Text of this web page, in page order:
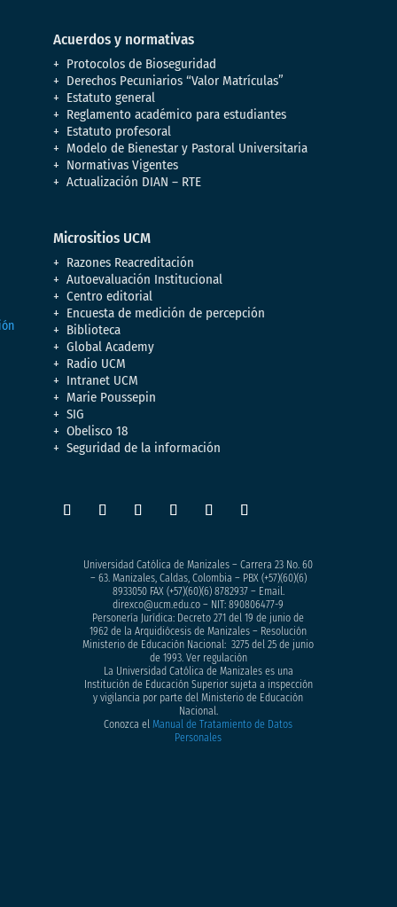
Acuerdos y normativas
Protocolos de Bioseguridad
Derechos Pecuniarios “Valor Matrículas”
Estatuto general
Reglamento académico para estudiantes
Estatuto profesoral
Modelo de Bienestar y Pastoral Universitaria
Normativas Vigentes
Actualización DIAN – RTE
Micrositios UCM
Razones Reacreditación
Autoevaluación Institucional
Centro editorial
Encuesta de medición de percepción
Biblioteca
Global Academy
Radio UCM
Intranet UCM
Marie Poussepin
SIG
Obelisco 18
Seguridad de la información
Universidad Católica de Manizales – Carrera 23 No. 60
– 63. Manizales, Caldas, Colombia – PBX (+57)(60)(6)
8933050FAX (+57)(60)(6) 8782937 – Email.
direxco@ucm.edu.co – NIT: 890806477-9
Personería Jurídica: Decreto 271 del 19 de junio de
1962 de la Arquidiócesis de Manizales – Resolución
Ministerio de Educación Nacional: 3275 del 25 de junio
de 1993. Ver regulación
La Universidad Católica de Manizales es una
Institución de Educación Superior sujeta a inspección
y vigilancia por parte del Ministerio de Educación
Nacional.
Conozca elManual de Tratamiento de Datos
Personales